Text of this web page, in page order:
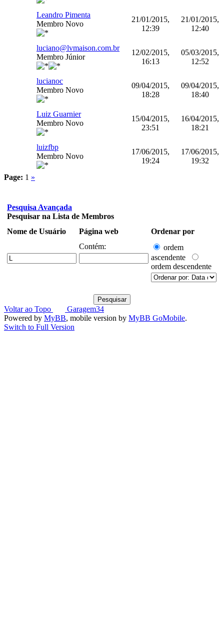
Leandro Pimenta
Membro Novo
21/01/2015,
12:39
21/01/2015,
12:40
luciano@lvmaison.com.br
Membro Júnior
12/02/2015,
16:13
05/03/2015,
12:52
lucianoc
Membro Novo
09/04/2015,
18:28
09/04/2015,
18:40
Luiz Guarnier
Membro Novo
15/04/2015,
23:51
16/04/2015,
18:21
luizfbp
Membro Novo
17/06/2015,
19:24
17/06/2015,
19:32
Page: 1 »
Pesquisa Avançada
Pesquisar na Lista de Membros
Nome de Usuário
Página web
Ordenar por
Contém:
ordem
ascendente
ordem descendente
Voltar ao Topo
Garagem34
Powered by MyBB, mobile version by MyBB GoMobile.
Switch to Full Version